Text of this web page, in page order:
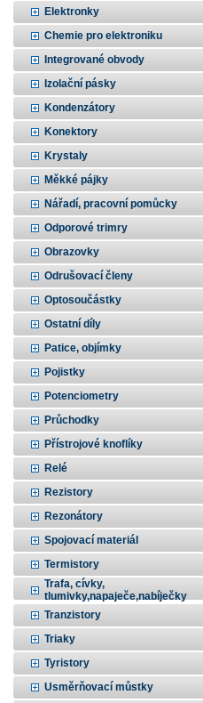
Elektronky
Chemie pro elektroniku
Integrované obvody
Izolační pásky
Kondenzátory
Konektory
Krystaly
Měkké pájky
Nářadí, pracovní pomůcky
Odporové trimry
Obrazovky
Odrušovací členy
Optosoučástky
Ostatní díly
Patice, objímky
Pojistky
Potenciometry
Průchodky
Přístrojové knoflíky
Relé
Rezistory
Rezonátory
Spojovací materiál
Termistory
Trafa, cívky,
tlumivky,napaječe,nabíječky
Tranzistory
Triaky
Tyristory
Usměrňovací můstky